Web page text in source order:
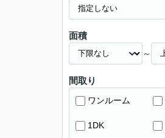
面積
～
間取り
ワンルーム
1DK